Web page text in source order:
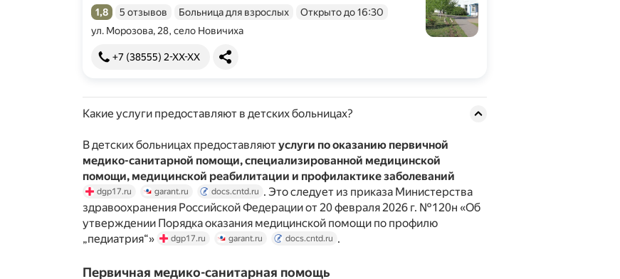
Рейтинг 1,8 из 5
1,8 5 отзывов Больница для взрослых
Открыто до 16:30
ул. Морозова, 28, село Новичиха
+7 (38555) 2-XX-XX
Какие услуги предоставляют в детских больницах?
В детских больницах предоставляютуслуги по оказанию первичной
медико-санитарной помощи, специализированной медицинской
помощи, медицинской реабилитации и профилактике заболеваний
dgp17.ru garant.ru docs.cntd.ru . Это следует из приказа Министерства
здравоохранения Российской Федерации от 20 февраля 2026 г. №120н «Об
утверждении Порядка оказания медицинской помощи по профилю
„педиатрия“»
dgp17.ru garant.ru docs.cntd.ru .
Первичная медико-санитарная помощь